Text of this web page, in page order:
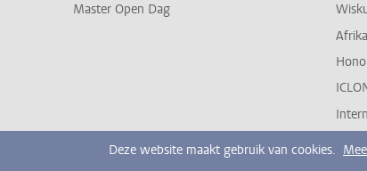
Master Open Dag
Deze website maakt gebruik van cookies.